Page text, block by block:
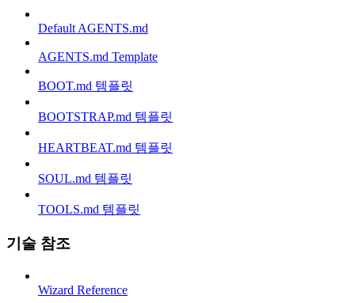
Default AGENTS.md
AGENTS.md Template
BOOT.md 템플릿
BOOTSTRAP.md 템플릿
HEARTBEAT.md 템플릿
SOUL.md 템플릿
TOOLS.md 템플릿
기술 참조
Wizard Reference